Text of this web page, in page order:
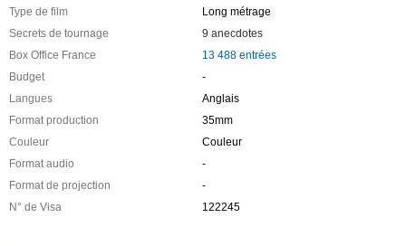
Type de film
Long métrage
Secrets de tournage
9 anecdotes
Box Office France
13 488 entrées
Budget
-
Langues
Anglais
Format production
35mm
Couleur
Couleur
Format audio
-
Format de projection
-
N° de Visa
122245